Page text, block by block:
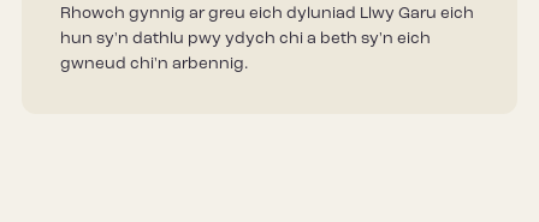
Rhowch gynnig ar greu eich dyluniad Llwy Garu eich
hun sy'n dathlu pwy ydych chi a beth sy'n eich
gwneud chi'n arbennig.